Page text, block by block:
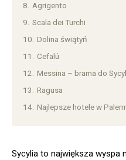
8.
Agrigento
9. Scala dei Turchi
10. Dolina świątyń
11.
Cefalú
12.
Messina – brama do
13.
Ragusa
14. Najlepsze hotele w
Sycylia to największa wyspa